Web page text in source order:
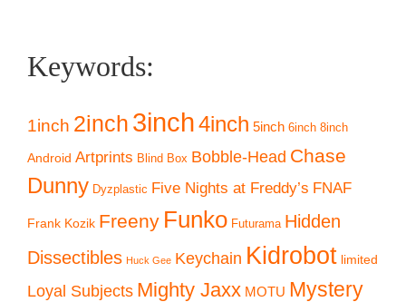
Keywords:
1inch 2inch 3inch4inch 5inch 6inch 8inch
Android Artprints Blind Box Bobble-Head Chase
Dunny Dyzplastic Five Nights at Freddy’s FNAF
Frank Kozik Freeny Funko Futurama Hidden
Dissectibles Huck Gee Keychain Kidrobot limited
Loyal Subjects Mighty Jaxx MOTU Mystery